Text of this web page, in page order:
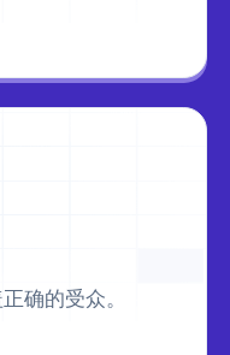
确的受众。